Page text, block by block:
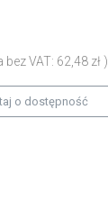
bez VAT: 62,48 zł )
o dostępność